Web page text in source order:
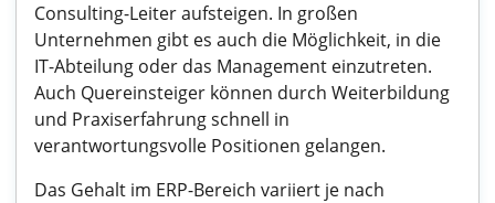
Consulting-Leiter aufsteigen. In großen
Unternehmen gibt es auch die Möglichkeit, in die
IT-Abteilung oder das Management einzutreten.
Auch Quereinsteiger können durch Weiterbildung
und Praxiserfahrung schnell in
verantwortungsvolle Positionen gelangen.
Das Gehalt im ERP-Bereich variiert je nach